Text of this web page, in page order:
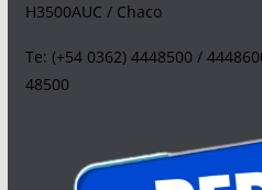
H3500AUC / Chaco
Te: (+54 0362) 4448500 /
48500